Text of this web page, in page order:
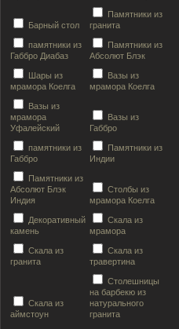
Барный стол
Памятники из
гранита
памятники из
Габбро Диабаз
Памятники из
Абсолют Блэк
Шары из
мрамора Коелга
Вазы из
мрамора Коелга
Вазы из
мрамора
Уфалейский
Вазы из
Габбро
памятники из
Габбро
Памятники из
Индии
Памятники из
Абсолют Блэк
Индия
Столбы из
мрамора Коелга
Декоративный
камень
Скала из
мрамора
Скала из
гранита
Скала из
травертина
Скала из
аймстоун
Столешницы
на барбекю из
натурального
гранита